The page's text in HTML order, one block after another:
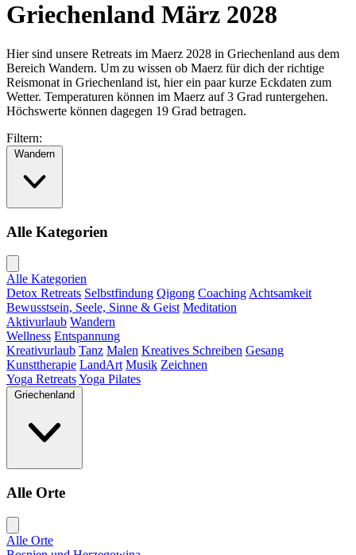
Griechenland März 2028
Hier sind unsere Retreats im Maerz 2028 in Griechenland aus dem
Bereich Wandern. Um zu wissen ob Maerz für dich der richtige
Reismonat in Griechenland ist, hier ein paar kurze Eckdaten zum
Wetter. Temperaturen können im Maerz auf 3 Grad runtergehen.
Höchswerte können dagegen 19 Grad betragen.
Filtern:
Wandern
Alle Kategorien
Alle Kategorien
Detox Retreats Selbstfindung Qigong Coaching Achtsamkeit
Bewusstsein, Seele, Sinne & Geist Meditation
Aktivurlaub Wandern
Wellness Entspannung
Kreativurlaub Tanz Malen Kreatives Schreiben Gesang
Kunsttherapie LandArt Musik Zeichnen
Yoga RetreatsYoga Pilates
Griechenland
Alle Orte
Alle Orte